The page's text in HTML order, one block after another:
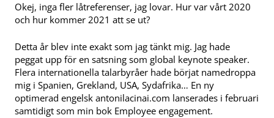
Okej, inga fler låtreferenser, jag lovar. Hur var vårt 2020
och hur kommer 2021 att se ut?
Detta år blev inte exakt som jag tänkt mig. Jag hade
peggat upp för en satsning som global keynote speaker.
Flera internationella talarbyråer hade börjat namedroppa
mig i Spanien, Grekland, USA, Sydafrika… En ny
optimerad engelsk antonilacinai.com lanserades i februari
samtidigt som min bok Employee engagement.